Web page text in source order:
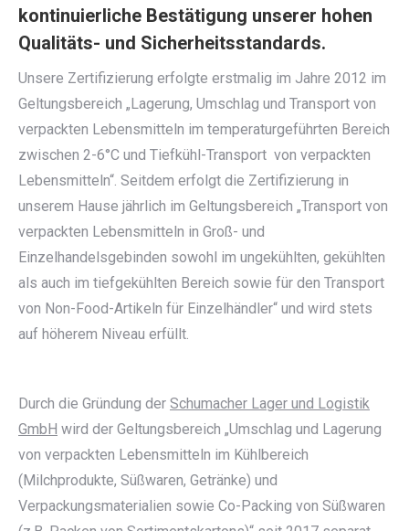
kontinuierliche Bestätigung unserer hohen
Qualitäts- und Sicherheitsstandards.
Unsere Zertifizierung erfolgte erstmalig im Jahre 2012 im
Geltungsbereich „Lagerung, Umschlag und Transport von
verpackten Lebensmitteln im temperaturgeführten Bereich
zwischen 2-6°C und Tiefkühl-Transport von verpackten
Lebensmitteln“. Seitdem erfolgt die Zertifizierung in
unserem Hause jährlich im Geltungsbereich „Transport von
verpackten Lebensmitteln in Groß- und
Einzelhandelsgebinden sowohl im ungekühlten, gekühlten
als auch im tiefgekühlten Bereich sowie für den Transport
von Non-Food-Artikeln für Einzelhändler“ und wird stets
auf höherem Niveau erfüllt.
Durch die Gründung der Schumacher Lager und Logistik
GmbH wird der Geltungsbereich „Umschlag und Lagerung
von verpackten Lebensmitteln im Kühlbereich
(Milchprodukte, Süßwaren, Getränke) und
Verpackungsmaterialien sowie Co-Packing von Süßwaren